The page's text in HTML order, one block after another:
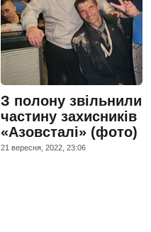
З полону звільнили
частину захисників
«Азовсталі» (фото)
21 вересня, 2022, 23:06